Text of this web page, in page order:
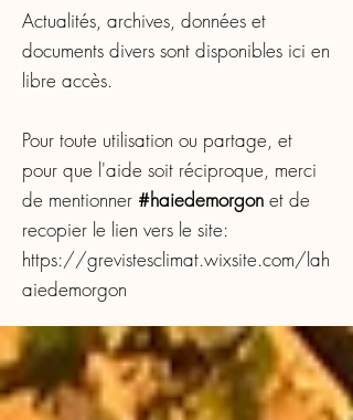
Actualités, archives, données et
documents divers sont disponibles ici en
libre accès.
Pour toute utilisation ou partage, et
pour que l'aide soit réciproque, merci
de mentionner #haiedemorgon et de
recopier le lien vers le site:
https://grevistesclimat.wixsite.com/lah
aiedemorgon